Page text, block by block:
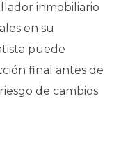
inmobiliario
en su
puede
final antes de
de cambios